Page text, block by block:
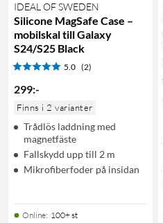
IDEAL OF SWEDEN
Silicone MagSafe Case –
mobilskal till Galaxy
S24/S25 Black
5.0 (2)
299:-
Finns i 2 varianter
Trådlös laddning med
magnetfäste
Fallskydd upp till 2 m
Mikrofiberfoder på insidan
Online: 100+ st